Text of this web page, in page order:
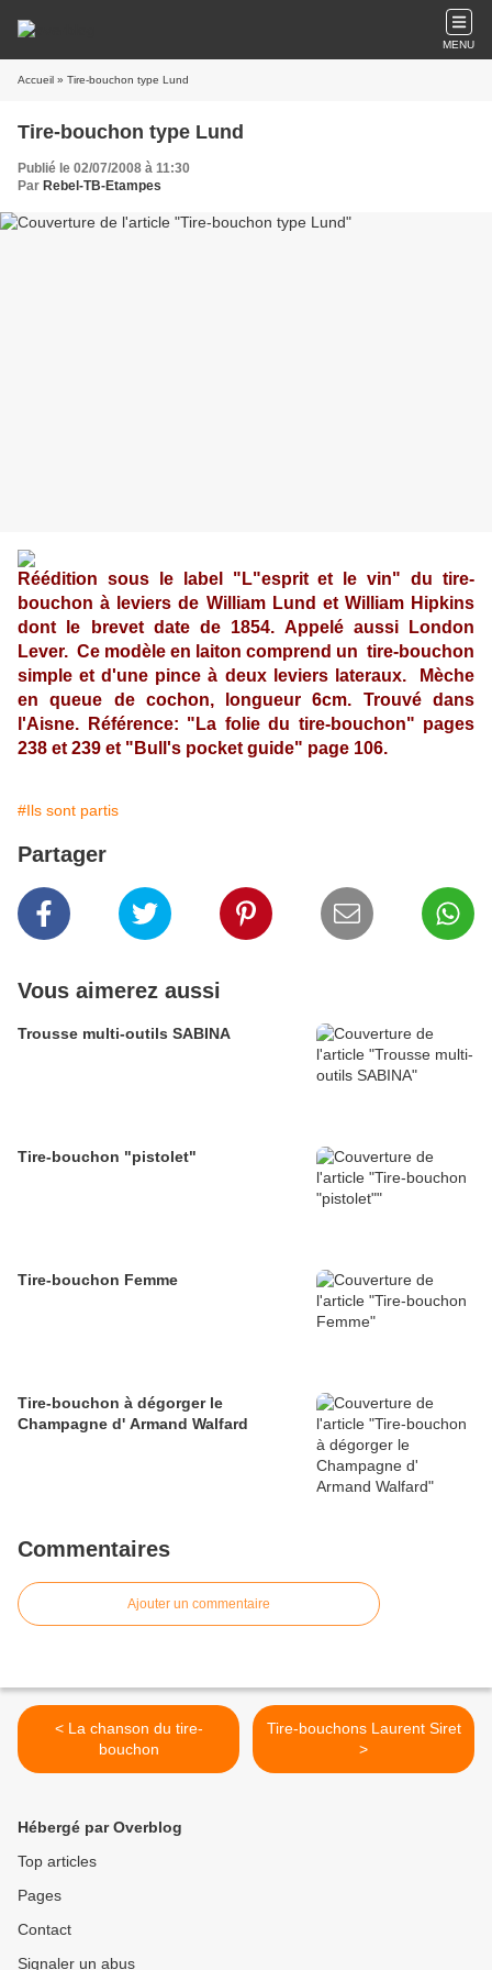
MENU
Accueil » Tire-bouchon type Lund
Tire-bouchon type Lund
Publié le 02/07/2008 à 11:30
Par Rebel-TB-Etampes
Réédition sous le label "L"esprit et le vin" du tire-
bouchon à leviers de William Lund et William Hipkins
dont le brevet date de 1854. Appelé aussi London
Lever. Ce modèle en laiton comprend un tire-bouchon
simple et d'une pince à deux leviers lateraux. Mèche
en queue de cochon, longueur 6cm. Trouvé dans
l'Aisne. Référence: "La folie du tire-bouchon" pages
238 et 239 et "Bull's pocket guide" page 106.
#Ils sont partis
Partager
Vous aimerez aussi
Trousse multi-outils SABINA
Tire-bouchon "pistolet"
Tire-bouchon Femme
Tire-bouchon à dégorger le
Champagne d' Armand Walfard
Commentaires
Ajouter un commentaire
< La chanson du tire-
bouchon
Tire-bouchons Laurent Siret
>
Hébergé par Overblog
Top articles
Pages
Contact
Signaler un abus